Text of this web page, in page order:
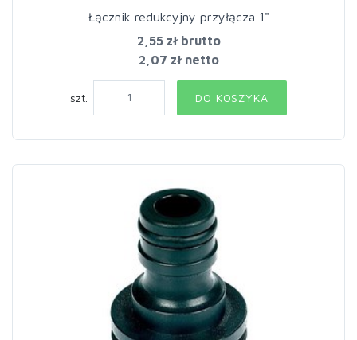
Łącznik redukcyjny przyłącza 1"
2,55 złbrutto
2,07 zł netto
szt. DO KOSZYKA